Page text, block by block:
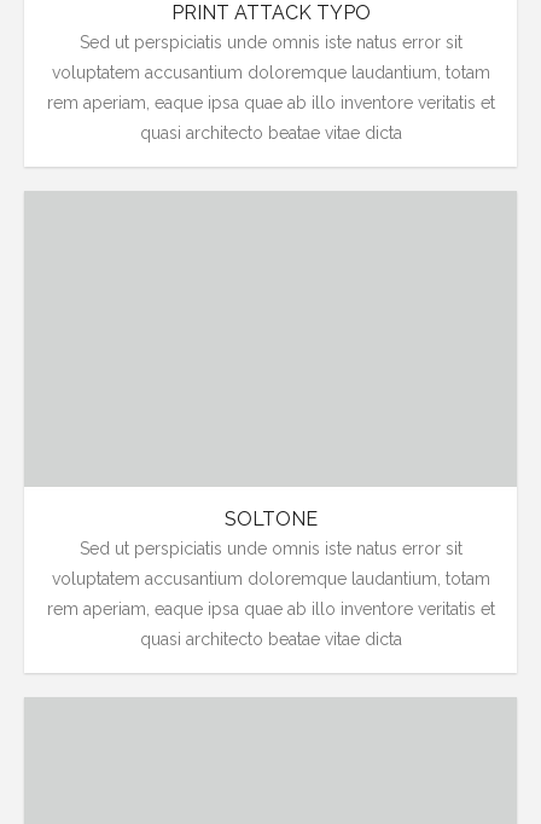
PRINT ATTACK TYPO
Sed ut perspiciatis unde omnis iste natus error sit
voluptatem accusantium doloremque laudantium, totam
rem aperiam, eaque ipsa quae ab illo inventore veritatis et
quasi architecto beatae vitae dicta
SOLTONE
Sed ut perspiciatis unde omnis iste natus error sit
voluptatem accusantium doloremque laudantium, totam
rem aperiam, eaque ipsa quae ab illo inventore veritatis et
quasi architecto beatae vitae dicta